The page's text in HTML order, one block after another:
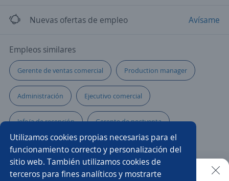
Utilizamos cookies propias necesarias para el
funcionamiento correcto y personalización del
sitio web. También utilizamos cookies de
terceros para fines analíticos y mostrarte
Nuevas ofertas de empleo Avísame
Empleos similares
Gerente de ventas comercial Production manager
Administración Ejecutivo comercial
Jefe/a de recepción Gerente de postventa
Coordinador/a Gerente de operaciones
Community manager Servicio al cliente